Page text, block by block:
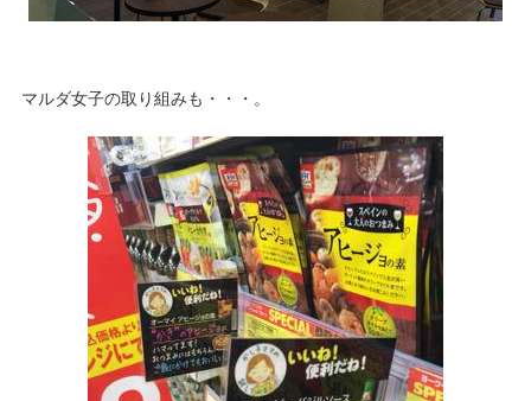
マルダ女子の取り組みも・・・。